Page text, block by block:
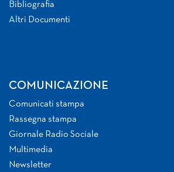
Bibliografia
Altri Documenti
COMUNICAZIONE
Comunicati stampa
Rassegna stampa
Giornale Radio Sociale
Multimedia
Newsletter